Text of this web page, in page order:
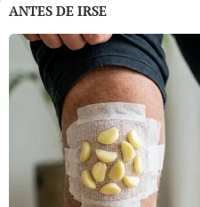
ANTES DE IRSE